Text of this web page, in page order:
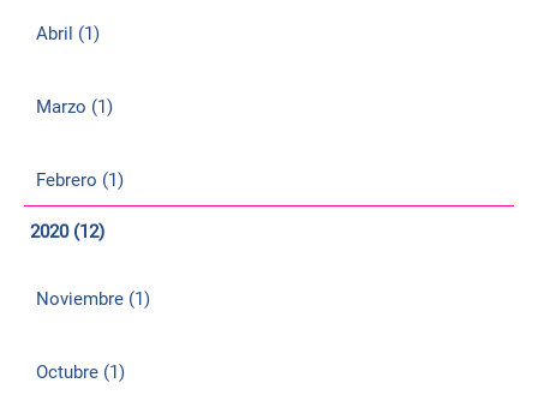
Abril (1)
Marzo (1)
Febrero (1)
2020 (12)
Noviembre (1)
Octubre (1)